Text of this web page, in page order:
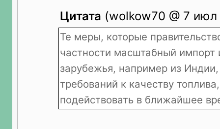
Цитата (wolkow70 @ 7
Те меры, которые
частности масштабный импорт
зарубежья, например из
требований к качеству
подействовать в ближайшее